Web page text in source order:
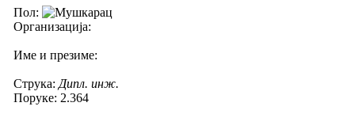
Пол:
Организација:
Име и презиме:
Струка: Дипл. инж.
Поруке: 2.364